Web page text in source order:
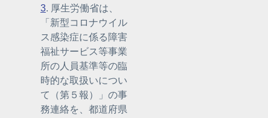
3. 厚生労働省は、
「新型コロナウイル
ス感染症に係る障害
福祉サービス等事業
所の人員基準等の臨
時的な取扱いについ
て（第５報）」の事
務連絡を、都道府県